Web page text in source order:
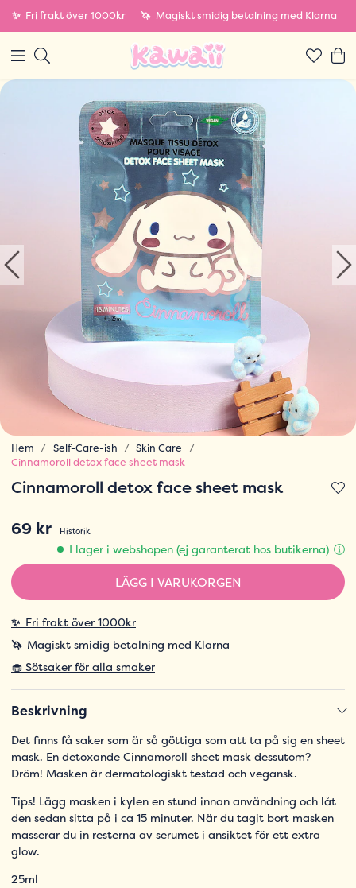
✨ Fri frakt över 1000kr 🦄 Magiskt smidig betalning med Klarna
Hem Self-Care-ish
Skin Care
Cinnamoroll detox face sheet mask
Cinnamoroll detox face sheet mask
69 kr
Historik
I lager i webshopen (ej garanterat hos butikerna)
LÄGG I VARUKORGEN
✨ Fri frakt över 1000kr
🦄 Magiskt smidig betalning med Klarna
🧁 Sötsaker för alla smaker
Beskrivning
Det finns få saker som är så göttiga som att ta på sig en sheet
mask. En detoxande Cinnamoroll sheet mask dessutom?
Dröm! Masken är dermatologiskt testad och vegansk.
Tips! Lägg masken i kylen en stund innan användning och låt
den sedan sitta på i ca 15 minuter. När du tagit bort masken
masserar du in resterna av serumet i ansiktet för ett extra
glow.
25ml